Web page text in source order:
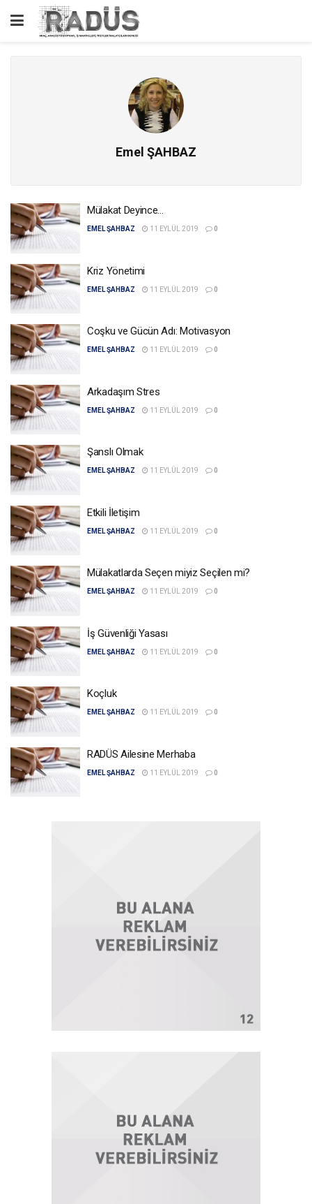
Emel ŞAHBAZ
Mülakat Deyince…
EMEL ŞAHBAZ 11 EYLÜL 2019 0
Kriz Yönetimi
EMEL ŞAHBAZ 11 EYLÜL 2019 0
Coşku ve Gücün Adı: Motivasyon
EMEL ŞAHBAZ 11 EYLÜL 2019 0
Arkadaşım Stres
EMEL ŞAHBAZ 11 EYLÜL 2019 0
Şanslı Olmak
EMEL ŞAHBAZ 11 EYLÜL 2019 0
Etkili İletişim
EMEL ŞAHBAZ 11 EYLÜL 2019 0
Mülakatlarda Seçen miyiz Seçilen mi?
EMEL ŞAHBAZ 11 EYLÜL 2019 0
İş Güvenliği Yasası
EMEL ŞAHBAZ 11 EYLÜL 2019 0
Koçluk
EMEL ŞAHBAZ 11 EYLÜL 2019 0
RADÜS Ailesine Merhaba
EMEL ŞAHBAZ 11 EYLÜL 2019 0